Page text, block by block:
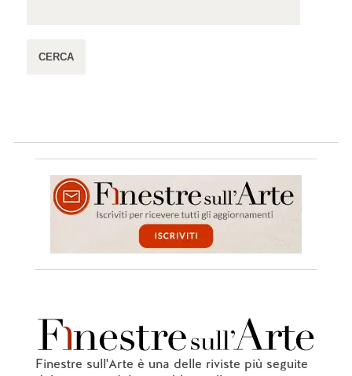
Finestre sull'Arte è una delle riviste più seguite